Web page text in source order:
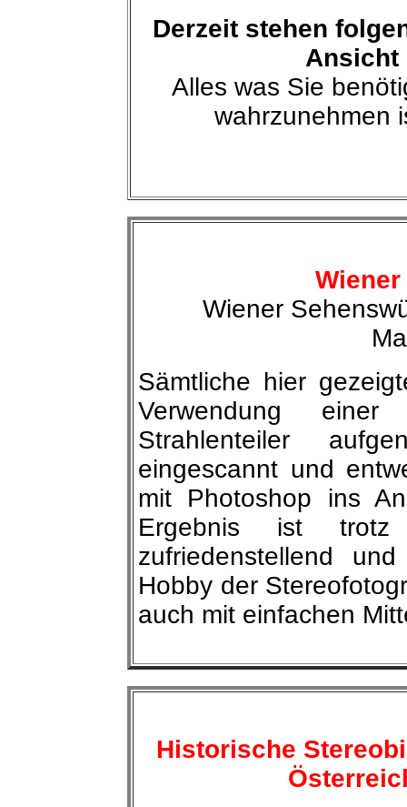
Derzeit stehen
Ansicht
Alles was Sie
wahrzunehmen
Wiener
Sämtliche hier
Verwendung
Strahlenteiler
eingescannt und
mit Photoshop ins
Ergebnis ist trotz
zufriedenstellend
Hobby der
auch mit einfachen
Historische